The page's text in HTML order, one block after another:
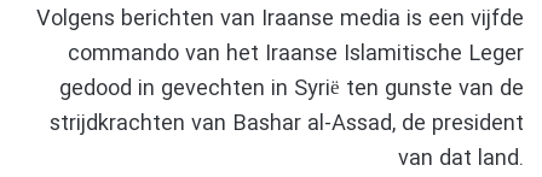
Volgens berichten van Iraanse media is een vijfde
commando van het Iraanse Islamitische Leger
gedood in gevechten in Syrië ten gunste van de
strijdkrachten van Bashar al-Assad, de president
van dat land.